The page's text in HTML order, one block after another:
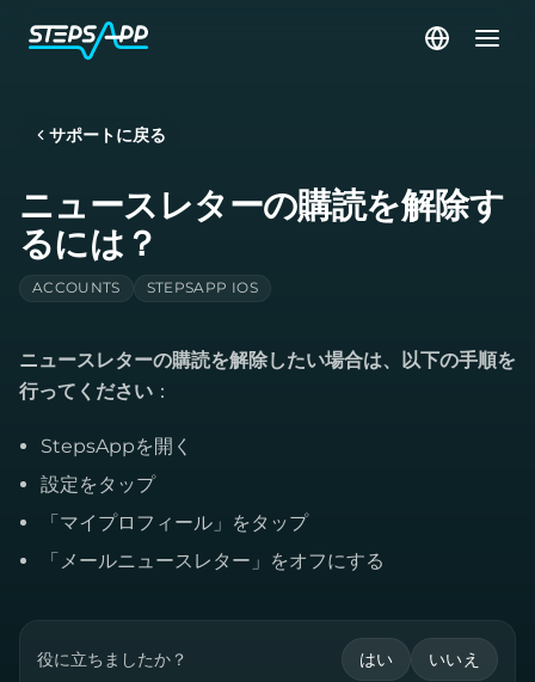
サポートに戻る
ニュースレターの購読を解除す
るには？
ACCOUNTS STEPSAPP IOS
ニュースレターの購読を解除したい場合は、以下の手順を
行ってください ：
StepsAppを開く
設定をタップ
「マイプロフィール」をタップ
「メールニュースレター」をオフにする
役に立ちましたか？ はい いいえ